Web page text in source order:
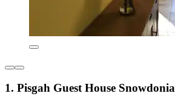
1. Pisgah Guest House Snowdonia